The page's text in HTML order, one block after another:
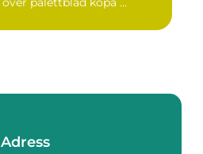
Adress